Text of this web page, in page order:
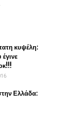
κυψέλη:
Ελλάδα: